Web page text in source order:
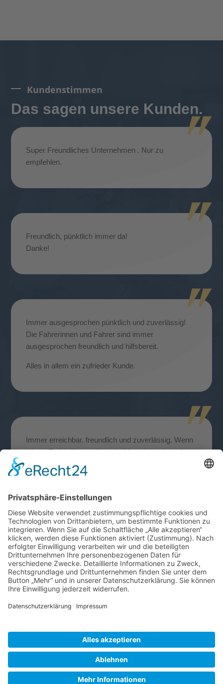
Kundenstimmen
Das sagen unsere Kunden.
Super Freundliches Unternehmen . Nur zu
empfehlen.
Freundlich, pünktlich immer da!
Danke!
Immer ausgesprochen pünktlich und zuverlässig!
Die Fahrerinnen und Fahrer sind immer
ausgesprochen freundlich und hilfsbereit.
Alles in allem ein zufrieder Kunde.
Immer erreichbar, freundlich und zuverlässig. Wenn
ich ein Taxi in Neustrelitz oder Umgebung brauche,
dann nur Taxi Hank

Augustastraße 33,
17235 Neustrelitz
Email:
info@taximst.de
Telefon:
03981 25 63 63